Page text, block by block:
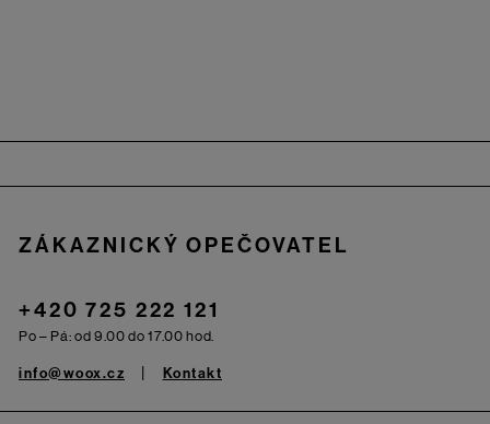
ZÁKAZNICKÝ OPEČOVATEL
+420 725 222 121
Po – Pá: od 9.00 do 17.00 hod.
info@woox.cz Kontakt